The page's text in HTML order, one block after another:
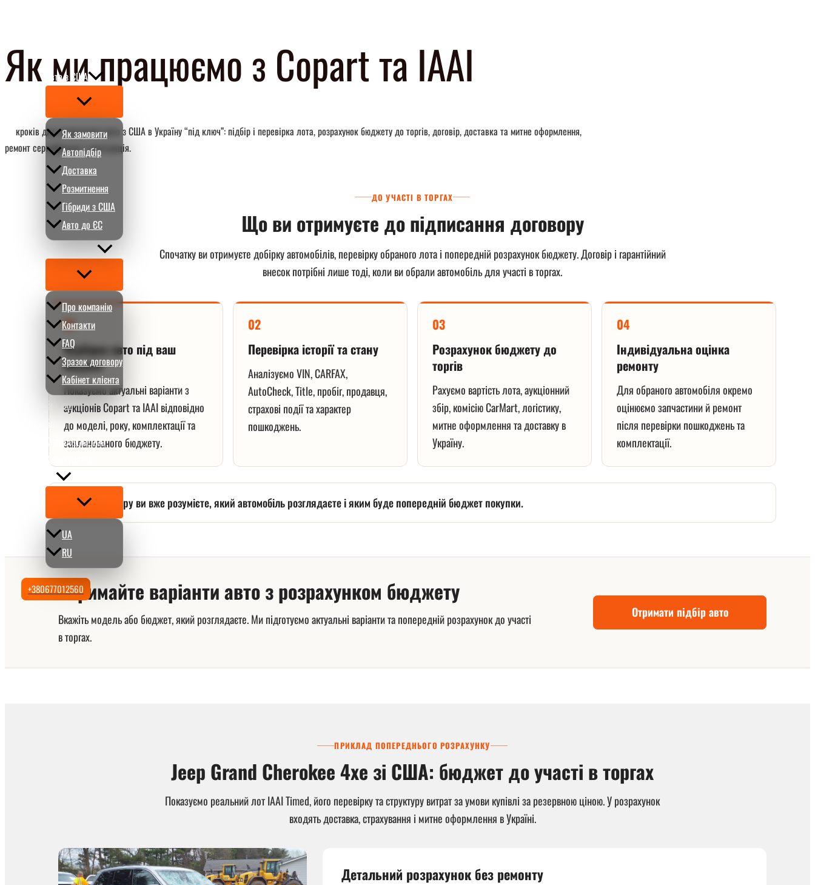
Авто з США
Перемикач
меню
Як замовити
Автопідбір
Доставка
Розмитнення
Гібриди з США
Авто до ЄС
Перемикач
меню
Про компанію
Контакти
FAQ
Зразок договору
Кабінет клієнта
Вiдгуки
Блог
Сьогодні на IAAI
Калькулятор
Перемикач
меню
UA
RU
+380677012560
Як ми працюємо з Copart та IAAI
кроків для замовлення авто з США в Україну “під ключ”: підбір і перевірка лота, розрахунок бюджету до торгів, договір, доставка та митне оформлення,
ремонт сертифікація і реєстрація.
ДО УЧАСТІ В ТОРГАХ
Що ви отримуєте до підписання договору
Спочатку ви отримуєте добірку автомобілів, перевірку обраного лота і попередній розрахунок бюджету. Договір і гарантійний
внесок потрібні лише тоді, коли ви обрали автомобіль для участі в торгах.
01
Підбірка авто під ваш
бюджет
Показуємо актуальні варіанти з
аукціонів Copart та IAAI відповідно
до моделі, року, комплектації та
запланованого бюджету.
02
Перевірка історії та стану
Аналізуємо VIN, CARFAX,
AutoCheck, Title, пробіг, продавця,
страхові події та характер
пошкоджень.
03
Розрахунок бюджету до
торгів
Рахуємо вартість лота, аукціонний
збір, комісію CarMart, логістику,
митне оформлення та доставку в
Україну.
04
Індивідуальна оцінка
ремонту
Для обраного автомобіля окремо
оцінюємо запчастини й ремонт
після перевірки пошкоджень та
комплектації.
До договору ви вже розумієте, який автомобіль розглядаєте і яким буде попередній бюджет покупки.
Отримайте варіанти авто з розрахунком бюджету
Вкажіть модель або бюджет, який розглядаєте. Ми підготуємо актуальні варіанти та попередній розрахунок до участі
в торгах.
Отримати підбір авто
ПРИКЛАД ПОПЕРЕДНЬОГО РОЗРАХУНКУ
Jeep Grand Cherokee 4xe зі США: бюджет до участі в торгах
Показуємо реальний лот IAAI Timed, його перевірку та структуру витрат за умови купівлі за резервною ціною. У розрахунок
входять доставка, страхування і митне оформлення в Україні.
Детальний розрахунок без ремонту